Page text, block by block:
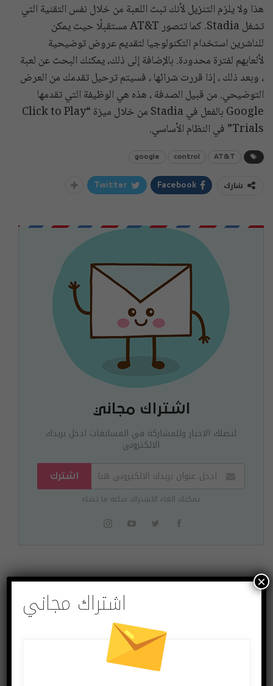
هذا ولا يلزم التنزيل لأنك تبث اللعبة من خلال نفس التقنية التي
تشغل Stadia. كما تتصور AT&T مستقبلًا حيث يمكن
للناشرين استخدام التكنولوجيا لتقديم عروض توضيحية
لألعابهم لفترة محدودة. بالإضافة إلى ذلك، يمكنك البحث عن لعبة
، وبعد ذلك ، إذا قررت شرائها ، فسيتم ترحيل تقدمك من العرض
التوضيحي. من قبيل الصدفة ، هذه هي الوظيفة التي تقدمها
Google بالفعل في Stadia من خلال ميزة “Click to Play
Trials” في النظام الأساسي.
AT&T
control
google
شارك Facebook
Twitter
اشتراك مجاني
لتصلك الاخبار وللمشاركة في المسابقات ادخل بريدك
الالكتروني
اشترك
يمكنك الغاء الاشتراك ساعة ما تشاء
البوست السابق البوست القادم
Xiaomi تأكد تعاونها
مع Leica…
اشتراك مجاني
×